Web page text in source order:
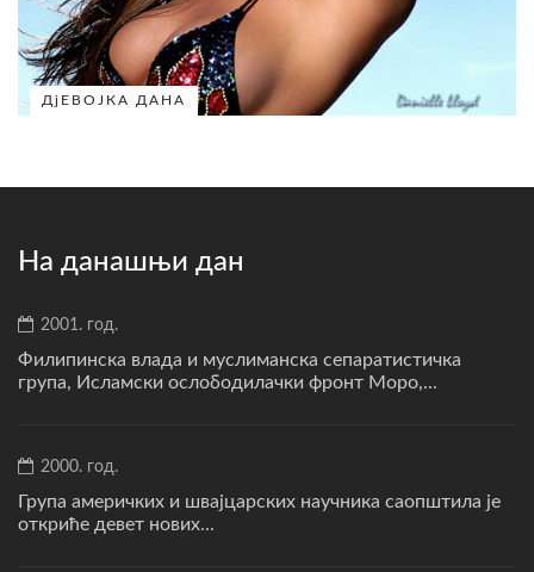
ДјЕВОЈКА ДАНА
На данашњи дан
2001. год.
Филипинска влада и муслиманска сепаратистичка
група, Исламски ослободилачки фронт Моро,...
2000. год.
Група америчких и швајцарских научника саопштила је
откриће девет нових...